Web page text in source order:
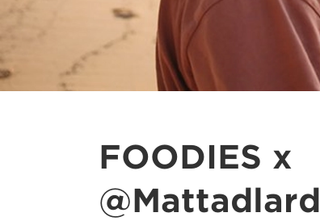
FOODIES x
@Mattadlard